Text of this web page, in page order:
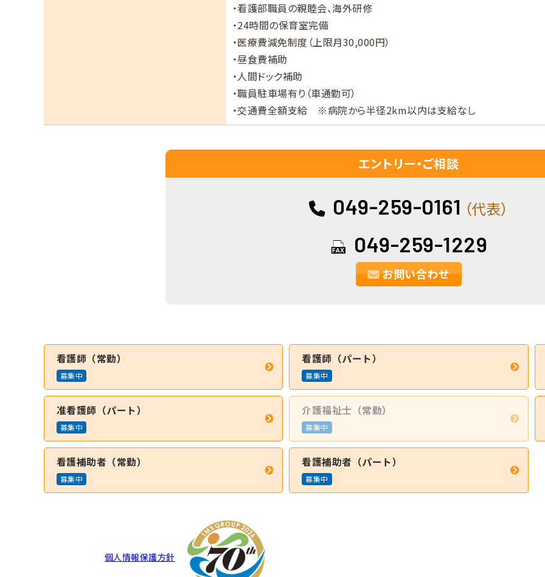
・看護部職員の親睦会、海外研修
・24時間の保育室完備
・医療費減免制度（上限月30,000円）
・昼食費補助
・人間ドック補助
・職員駐車場有り（車通勤可）
・交通費全額支給 ※病院から半径2km以内は支給なし
エントリー・ご相談
049-259-0161 （代表）
049-259-1229
お問い合わせ
看護師（常勤）
募集中
看護師（パート）
募集中
准看護師（パート）
募集中
介護福祉士（常勤）
募集中
看護補助者（常勤）
募集中
看護補助者（パート）
募集中
個人情報保護方針